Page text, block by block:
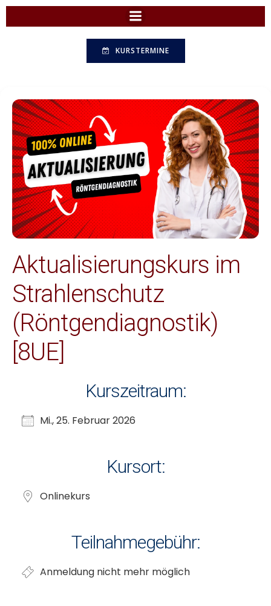
Zum
Inhalt
KURSTERMINE
Aktualisierungskurs im
Strahlenschutz
(Röntgendiagnostik)
[8UE]
Kurszeitraum:
Mi., 25. Februar 2026
Kursort:
Onlinekurs
Teilnahmegebühr:
Anmeldung nicht mehr möglich